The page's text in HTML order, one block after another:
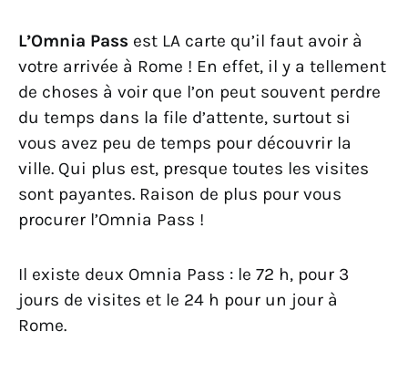
L’Omnia Pass est LA carte qu’il faut avoir à
votre arrivée à Rome ! En effet, il y a tellement
de choses à voir que l’on peut souvent perdre
du temps dans la file d’attente, surtout si
vous avez peu de temps pour découvrir la
ville. Qui plus est, presque toutes les visites
sont payantes. Raison de plus pour vous
procurer l’Omnia Pass !
Il existe deux Omnia Pass : le 72 h, pour 3
jours de visites et le 24 h pour un jour à
Rome.